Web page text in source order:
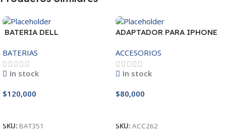
BATERIA DELL
3521/5421/3425 14.8V
BATERIAS
In stock
$120,000
SKU: BAT351
ADAPTADOR PARA IPHONE
ACCESORIOS
In stock
$80,000
SKU: ACC262